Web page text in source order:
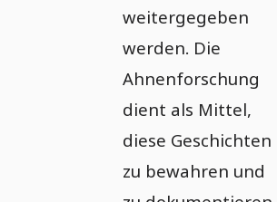
weitergegeben
werden. Die
Ahnenforschung
dient als Mittel,
diese Geschichten
zu bewahren und